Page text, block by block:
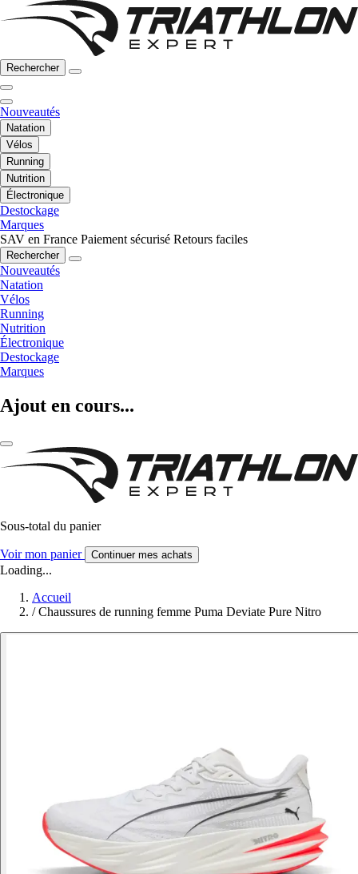
Rechercher
Nouveautés
Natation
Vélos
Running
Nutrition
Électronique
Destockage
Marques
SAV en France Paiement sécurisé Retours faciles
Rechercher
Nouveautés
Natation
Vélos
Running
Nutrition
Électronique
Destockage
Marques
Ajout en cours...
Sous-total du panier
Voir mon panier Continuer mes achats
Loading...
Accueil
/ Chaussures de running femme Puma Deviate Pure Nitro